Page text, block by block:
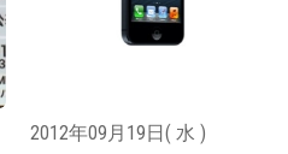
2012年09月19日( 水 )